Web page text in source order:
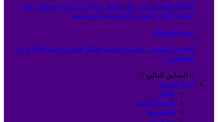
أحكام بالحبس في حق سائقي سيارات أجرة بتطوان على
خلفية أحداث الهجرة الجماعية نحو سبتة
سبته المحتلة
الحرس المدني بسبتة المحتلة يطلق قناة تواصل للإبلاغ عن
المفقودين
السابق التالي
أخبار الجهة
تطوان
طنجة-أصيلة
الحسيمة